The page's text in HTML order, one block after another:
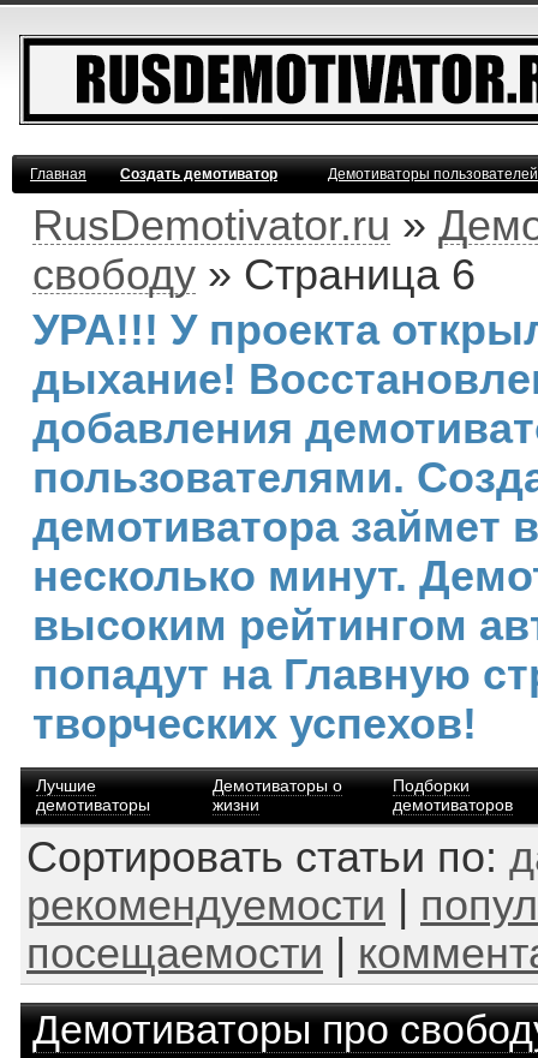
Главная Создать демотиватор Демотиваторы
RusDemotivator.ru »
свободу » Страница 6
УРА!!! У проекта
дыхание!
добавления
пользователями.
демотиватора займет
несколько минут.
высоким рейтингом
попадут на Главную
творческих успехов!
Лучшие
демотиваторы
Демотиваторы о
жизни
Подборки
демотиваторов
Сортировать статьи по:
рекомендуемости
посещаемости
Демотиваторы про